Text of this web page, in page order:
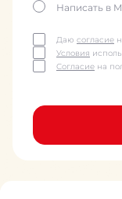
Написать в
Даю согласие
Условия
Согласие на